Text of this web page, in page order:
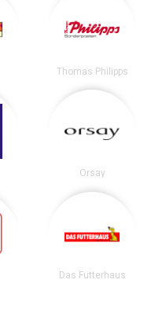
Thomas Philipps
Orsay
Das Futterhaus